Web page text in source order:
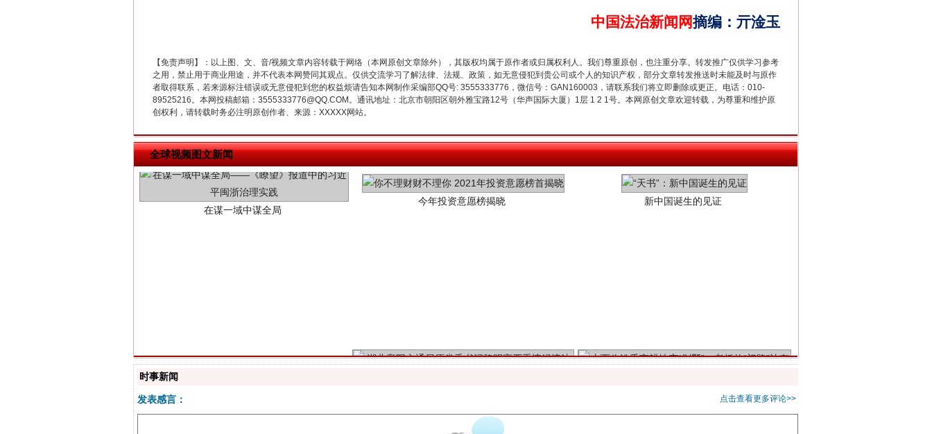
中国法治新闻网摘编 ： 亓淦玉
【免责声明】：以上图、文、音/视频文章内容转载于网络（本网原创文章除外），其版权均属于原作者或归属权利人。我们尊重原创，也注重分享。转发推广仅供学习参考
之用，禁止用于商业用途，并不代表本网赞同其观点。仅供交流学习了解法律、法规、政策，如无意侵犯到贵公司或个人的知识产权，部分文章转发推送时未能及时与原作
者取得联系，若来源标注错误或无意侵犯到您的权益烦请告知本网制作采编部QQ号: 3555333776，微信号：GAN160003，请联系我们将立即删除或更正。电话：010-
89525216。本网投稿邮箱：3555333776@QQ.COM。通讯地址：北京市朝阳区朝外雅宝路12号（华声国际大厦）1层 1 2 1号。本网原创文章欢迎转载，为尊重和维护原
创权利，请转载时务必注明原创作者、来源：XXXXX网站。
全球视频图文新闻
在谋一域中谋全局
今年投资意愿榜揭晓 新中国诞生的见证
时事新闻
点击查看更多评论>>
发表感言：